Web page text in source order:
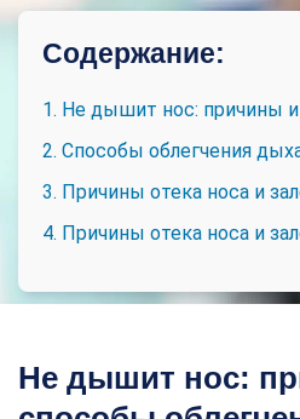
Содержание:
1. Не дышит нос: причины
2. Способы облегчения
3. Причины отека носа и
4. Причины отека носа и
Не дышит нос: